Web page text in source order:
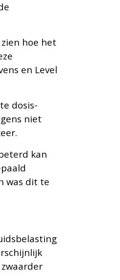
hoe het
en Level
dosis-
niet
kan
was dit te